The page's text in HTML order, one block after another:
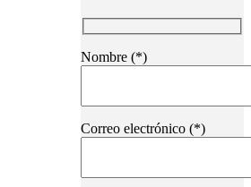
Nombre (*)
Correo electrónico (*)